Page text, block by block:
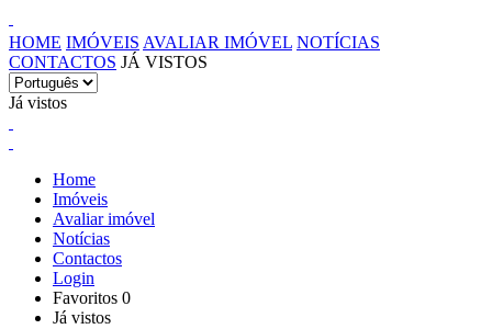
HOME IMÓVEIS AVALIAR IMÓVEL NOTÍCIAS
CONTACTOS JÁ VISTOS
Já vistos
Home
Imóveis
Avaliar imóvel
Notícias
Contactos
Login
Favoritos 0
Já vistos